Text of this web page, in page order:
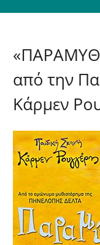
από την
Κάρμεν